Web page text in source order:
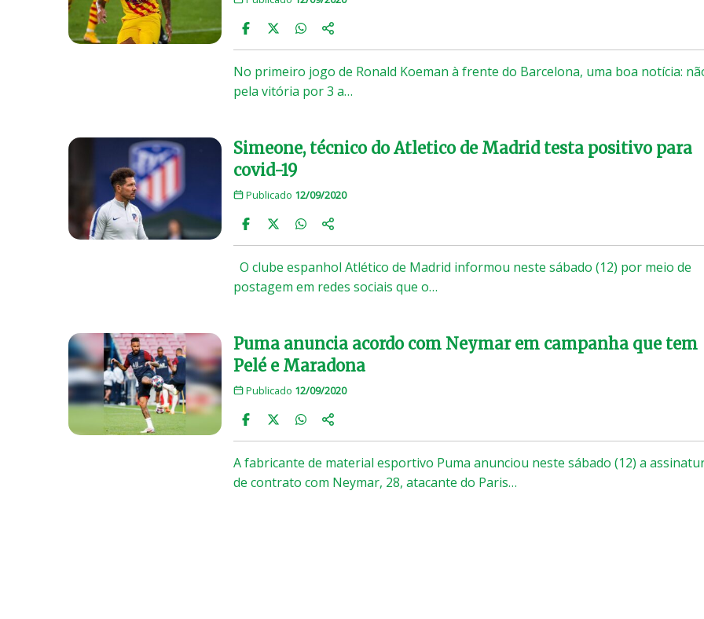
No primeiro jogo de Ronald Koeman à frente do Barcelona, uma boa notícia:
pela vitória por 3 a…
Simeone, técnico do Atletico de Madrid testa positivo para
covid-19
Publicado 12/09/2020
O clube espanhol Atlético de Madrid informou neste sábado (12) por meio de
postagem em redes sociais que o…
Puma anuncia acordo com Neymar em campanha que tem
Pelé e Maradona
Publicado 12/09/2020
A fabricante de material esportivo Puma anunciou neste sábado (12) a
de contrato com Neymar, 28, atacante do Paris…